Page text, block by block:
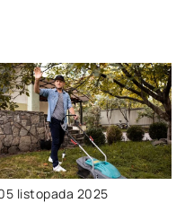
listopada 2025